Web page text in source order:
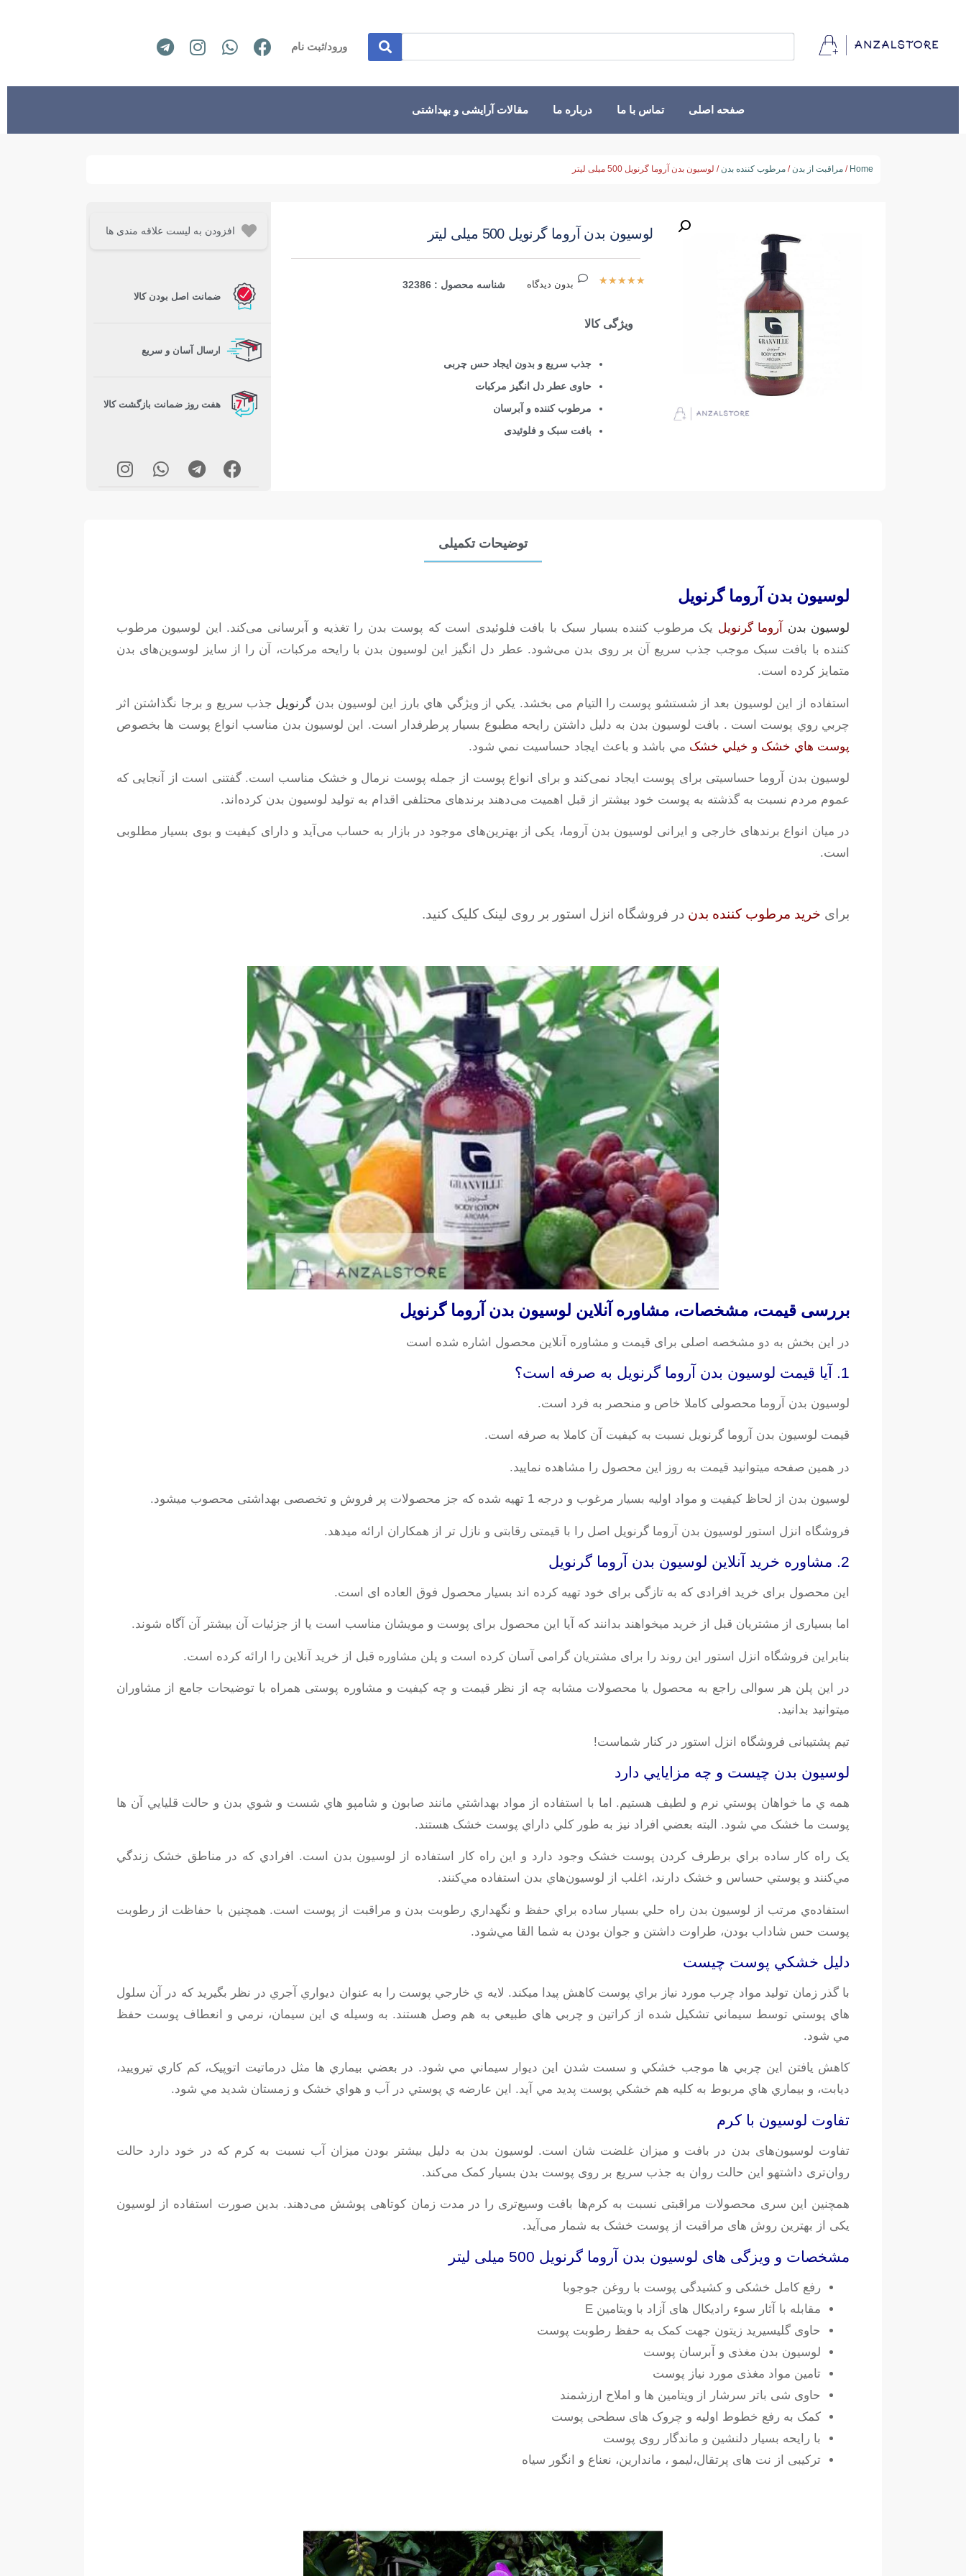
ورود/ثبت نام
صفحه اصلی تماس با ما درباره ما مقالات آرایشی و بهداشتی
Home
/مراقبت از بدن /مرطوب کننده بدن / لوسیون بدن آروما گرنویل 500 میلی لیتر
لوسیون بدن آروما گرنویل 500 میلی لیتر
★
★
★
★
★ بدون دیدگاه شناسه محصول : 32386
ویژگی کالا
جذب سریع و بدون ایجاد حس چربی
حاوی عطر دل انگیز مرکبات
مرطوب کننده و آبرسان
بافت سبک و فلوئیدی
افزودن به لیست علاقه مندی ها
ضمانت اصل بودن کالا
ارسال آسان و سریع
هفت روز ضمانت بازگشت کالا
توضیحات تکمیلی
لوسیون بدن آروما گرنویل
لوسیون بدن آروما گرنویل یک مرطوب کننده بسیار سبک با بافت فلوئیدی است که پوست بدن را تغذیه و آبرسانی می‌کند. این لوسیون مرطوب
کننده با بافت سبک موجب جذب سریع آن بر روی بدن می‌شود. عطر دل انگیز این لوسیون بدن با رایحه مرکبات، آن را از سایز لوسوین‌های بدن
متمایز کرده است.
استفاده از این لوسیون بعد از شستشو پوست را التیام می بخشد. يکي از ويژگي هاي بارز اين لوسیون بدن گرنویل جذب سريع و برجا نگذاشتن اثر
چربي روي پوست است . بافت لوسيون بدن به دليل داشتن رايحه مطبوع بسيار پرطرفدار است. اين لوسيون بدن مناسب انواع پوست ها بخصوص
پوست هاي خشک و خيلي خشک مي باشد و باعث ايجاد حساسيت نمي شود.
لوسیون بدن آروما حساسیتی برای پوست ایجاد نمی‌کند و برای انواع پوست از جمله پوست نرمال و خشک مناسب است. گفتنی است از آنجایی که
عموم مردم نسبت به گذشته به پوست خود بیشتر از قبل اهمیت می‌دهند برندهای محتلفی اقدام به تولید لوسیون بدن کرده‌اند.
در میان انواع برندهای خارجی و ایرانی لوسیون بدن آروما، یکی از بهترین‌های موجود در بازار به حساب می‌آید و دارای کیفیت و بوی بسیار مطلوبی
است.
برای خرید مرطوب کننده بدن در فروشگاه انزل استور بر روی لینک کلیک کنید.
بررسی قیمت، مشخصات، مشاوره آنلاین لوسیون بدن آروما گرنویل
در این بخش به دو مشخصه اصلی برای قیمت و مشاوره آنلاین محصول اشاره شده است
1. آیا قیمت لوسیون بدن آروما گرنویل به صرفه است؟
لوسیون بدن آروما محصولی کاملا خاص و منحصر به فرد است.
قیمت لوسیون بدن آروما گرنویل نسبت به کیفیت آن کاملا به صرفه است.
در همین صفحه میتوانید قیمت به روز این محصول را مشاهده نمایید.
لوسیون بدن از لحاظ کیفیت و مواد اولیه بسیار مرغوب و درجه 1 تهیه شده که جز محصولات پر فروش و تخصصی بهداشتی محصوب میشود.
فروشگاه انزل استور لوسیون بدن آروما گرنویل اصل را با قیمتی رقابتی و نازل تر از همکاران ارائه میدهد.
2. مشاوره خرید آنلاین لوسیون بدن آروما گرنویل
این محصول برای خرید افرادی که به تازگی برای خود تهیه کرده اند بسیار محصول فوق العاده ای است.
اما بسیاری از مشتریان قبل از خرید میخواهند بدانند که آیا این محصول برای پوست و مویشان مناسب است یا از جزئیات آن بیشتر آن آگاه شوند.
بنابراین فروشگاه انزل استور این روند را برای مشتریان گرامی آسان کرده است و پلن مشاوره قبل از خرید آنلاین را ارائه کرده است.
در این پلن هر سوالی راجع به محصول یا محصولات مشابه چه از نظر قیمت و چه کیفیت و مشاوره پوستی همراه با توضیحات جامع از مشاوران
میتوانید بدانید.
تیم پشتیبانی فروشگاه انزل استور در کنار شماست!
لوسيون بدن چيست و چه مزايايي دارد
همه ي ما خواهان پوستي نرم و لطيف هستيم. اما با استفاده از مواد بهداشتي مانند صابون و شامپو هاي شست و شوي بدن و حالت قليايي آن ها
پوست ما خشک مي شود. البته بعضي افراد نيز به طور کلي داراي پوست خشک هستند.
يک راه کار ساده براي برطرف کردن پوست خشک وجود دارد و اين راه کار استفاده از لوسيون بدن است. افرادي که در مناطق خشک زندگي
مي‌کنند و پوستي حساس و خشک دارند، اغلب از لوسيون‌هاي بدن استفاده مي‌کنند.
استفاده‌ي مرتب از لوسيون بدن راه حلي بسيار ساده براي حفظ و نگهداري رطوبت بدن و مراقبت از پوست است. همچنين با حفاظت از رطوبت
پوست حس شاداب بودن، طراوت داشتن و جوان بودن به شما القا مي‌شود.
دليل خشکي پوست چيست
با گذر زمان توليد مواد چرب مورد نياز براي پوست کاهش پيدا ميکند. لايه ي خارجي پوست را به عنوان ديواري آجري در نظر بگيريد که در آن سلول
هاي پوستي توسط سيماني تشکيل شده از کراتين و چربي هاي طبيعي به هم وصل هستند. به وسيله ي اين سيمان، نرمي و انعطاف پوست حفظ
مي شود.
کاهش يافتن اين چربي ها موجب خشکي و سست شدن اين ديوار سيماني مي شود. در بعضي بيماري ها مثل درماتيت اتوپيک، کم کاري تيروييد،
ديابت، و بيماري هاي مربوط به کليه هم خشکي پوست پديد مي آيد. اين عارضه ي پوستي در آب و هواي خشک و زمستان شديد مي شود.
تفاوت لوسیون با کرم
تفاوت لوسیون‌های بدن در بافت و میزان غلضت شان است. لوسیون بدن به دلیل بیشتر بودن میزان آب نسبت به کرم که در خود دارد حالت
روان‌تری داشتهو این حالت روان به جذب سریع بر روی پوست بدن بسیار کمک می‌کند.
همچنین این سری محصولات مراقبتی نسبت به کرم‌ها بافت وسیع‌تری را در مدت زمان کوتاهی پوشش می‌دهند. بدین صورت استفاده از لوسیون
یکی از بهترین روش های مراقبت از پوست خشک به شمار می‌آید.
مشخصات و ویزگی های لوسیون بدن آروما گرنویل 500 میلی لیتر
رفع کامل خشکی و کشیدگی پوست با روغن جوجوبا
مقابله با آثار سوء رادیکال های آزاد با ویتامین E
حاوی گلیسیرید زیتون جهت کمک به حفظ رطوبت پوست
لوسیون بدن مغذی و آبرسان پوست
تامین مواد مغذی مورد نیاز پوست
حاوی شی باتر سرشار از ویتامین ها و املاح ارزشمند
کمک به رفع خطوط اولیه و چروک های سطحی پوست
با رایحه بسیار دلنشین و ماندگار روی پوست
ترکیبی از نت های پرتقال،لیمو ، ماندارین، نعناع و انگور سیاه